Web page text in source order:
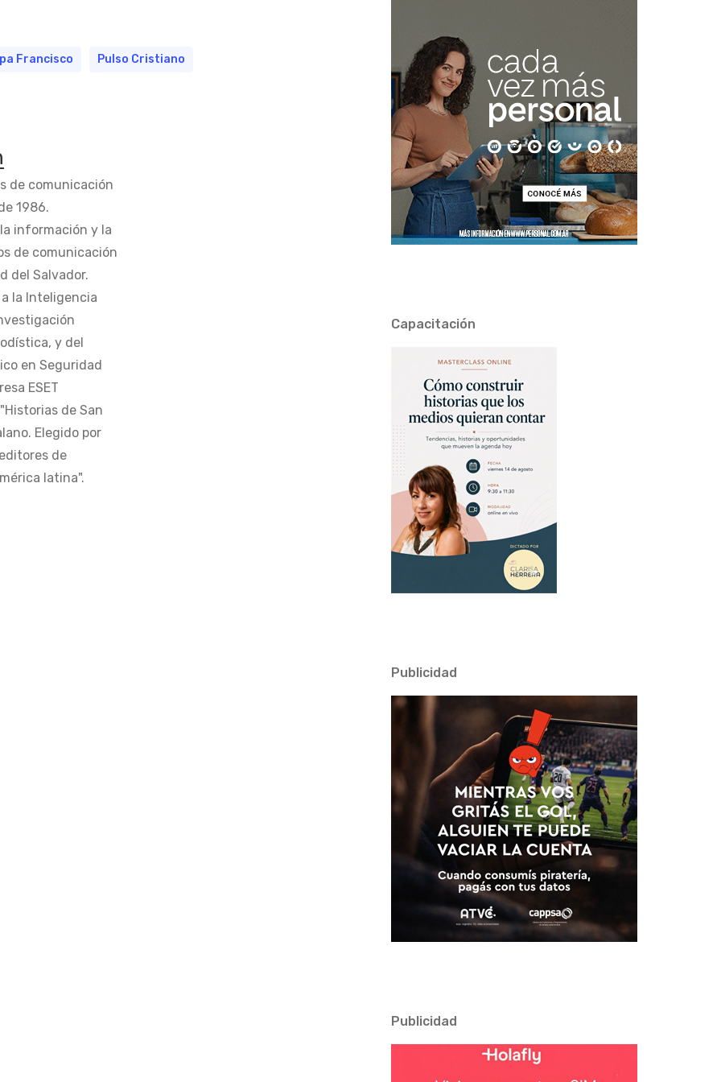
Francisco Pulso Cristiano
de comunicación
1986.
información y la
de comunicación
del Salvador.
la Inteligencia
y del
en Seguridad
ESET
de San
Elegido por
de
latina".
Capacitación
Publicidad
Publicidad